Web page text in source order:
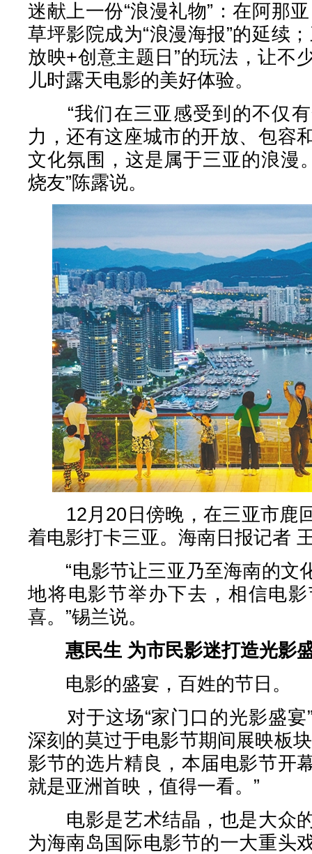
迷献上一份“浪漫礼物”：在阿那
草坪影院成为“浪漫海报”的延续
放映+创意主题日”的玩法，让不
儿时露天电影的美好体验。
“我们在三亚感受到的不仅有
力，还有这座城市的开放、包容
文化氛围，这是属于三亚的浪漫
烧友”陈露说。
12月20日傍晚，在三亚市鹿
着电影打卡三亚。海南日报记者
“电影节让三亚乃至海南的文
地将电影节举办下去，相信电
喜。”锡兰说。
惠民生 为市民影迷打造光影
电影的盛宴，百姓的节日。
对于这场“家门口的光影盛宴
深刻的莫过于电影节期间展映板
影节的选片精良，本届电影节开
就是亚洲首映，值得一看。”
电影是艺术结晶，也是大众
为海南岛国际电影节的一大重头